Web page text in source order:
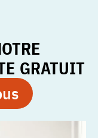
GRATUIT